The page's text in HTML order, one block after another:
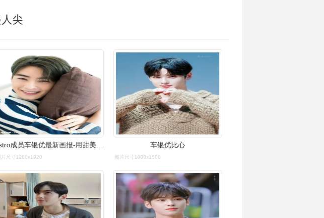
尖
片尺寸1280x1920
车银优比心
图片尺寸1000x1500